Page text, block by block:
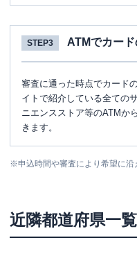
STEP3 ATMでカード
審査に通った時点でカード
イトで紹介している全ての
ニエンスストア等のATMか
きます。
※申込時間や審査により希望に沿
近隣都道府県一覧